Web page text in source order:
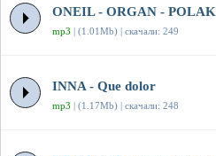
ONEIL - ORGAN -
mp3 | (1.01Mb) | скачали: 249
INNA - Que dolor
mp3 | (1.17Mb) | скачали: 248